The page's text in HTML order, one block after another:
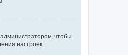
чтобы
настроек.